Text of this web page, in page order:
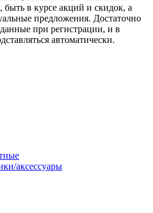
быть в курсе акций и скидок, а
предложения. Достаточно
при регистрации, и в
автоматически.
аксессуары